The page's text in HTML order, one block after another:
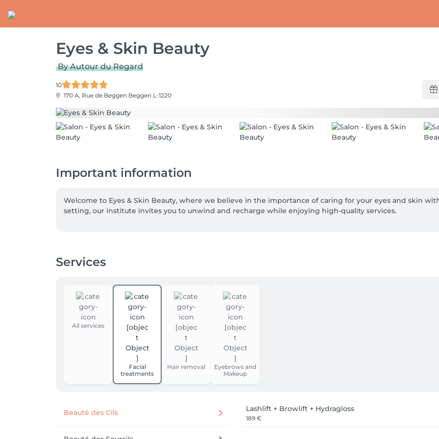
Eyes & Skin Beauty
By Autour du Regard
10
170 A, Rue de Beggen Beggen L-1220
Important information
Welcome to Eyes & Skin Beauty, where we believe in the importance of caring for your eyes and skin
setting, our institute invites you to unwind and recharge while enjoying high-quality services.
Services
All services
Facial
treatments
Hair removal
Eyebrows and
Makeup
Beauté des Cils Lashlift + Browlift + Hydragloss
189 €